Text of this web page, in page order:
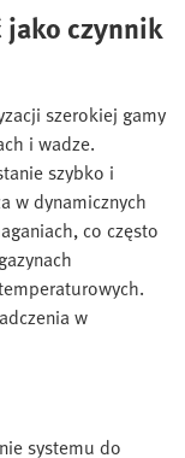
jako czynnik
szerokiej gamy
i wadze.
szybko i
w dynamicznych
co często
w
systemu do